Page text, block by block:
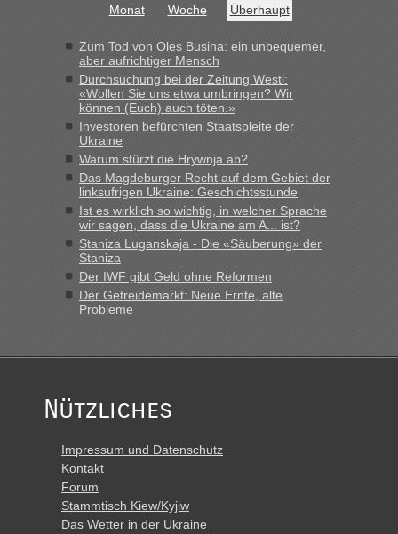
Berichte und Reisetipps • Re: An welchem
Grenzübergang zwischen Polen und der Ukraine geht es am
schnellsten?
„Bin am Montag 15.6.26 um 8 Uhr in Urgyniw ausgereist,
das erste Mal an einem Montagmorgen ca. 15 Fahrzeuge
vor mir, bin sonst der Erste oder Zweite, egal, nach ca 20
Minuten wurde dann die nächste Welle...“
Berichte und Reisetipps • Re: An welchem
Grenzübergang zwischen Polen und der Ukraine geht es am
schnellsten?
„Derzeit, ist es überall sehr voll an den Grenzen Ukraine/
Polen. Zb. Krakovets 100 PKW ca. 10 h Wartezeit. Wollen
Montag rüber, versuchen es sehr früh.“
Monat Woche Überhaupt
Zum Tod von Oles Busina: ein unbequemer,
aber aufrichtiger Mensch
Durchsuchung bei der Zeitung Westi:
«Wollen Sie uns etwa umbringen? Wir
können (Euch) auch töten.»
Investoren befürchten Staatspleite der
Ukraine
Warum stürzt die Hrywnja ab?
Das Magdeburger Recht auf dem Gebiet der
linksufrigen Ukraine: Geschichtsstunde
Ist es wirklich so wichtig, in welcher Sprache
wir sagen, dass die Ukraine am A... ist?
Staniza Luganskaja - Die «Säuberung» der
Staniza
Der IWF gibt Geld ohne Reformen
Der Getreidemarkt: Neue Ernte, alte
Probleme
Nützliches
Impressum und Datenschutz
Kontakt
Forum
Stammtisch Kiew/Kyjiw
Das Wetter in der Ukraine